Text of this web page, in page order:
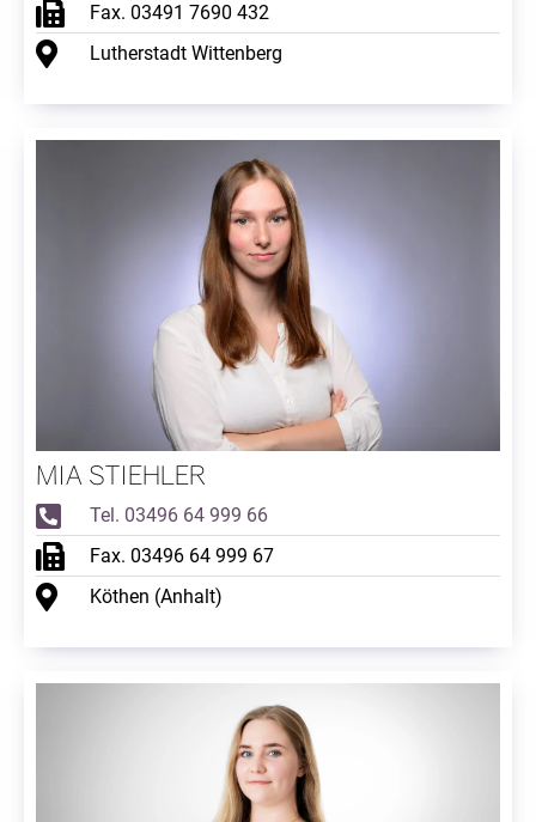
Fax. 03491 7690 432
Lutherstadt Wittenberg
MIA STIEHLER
Tel. 03496 64 999 66
Fax. 03496 64 999 67
Köthen (Anhalt)